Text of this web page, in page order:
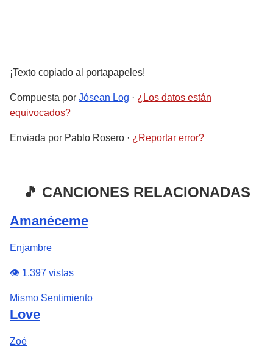
¡Texto copiado al portapapeles!
Compuesta por Jósean Log · ¿Los datos están
equivocados?
Enviada por Pablo Rosero · ¿Reportar error?
🎵 CANCIONES RELACIONADAS
Amanéceme
Enjambre
👁️ 1,397 vistas
Mismo Sentimiento
Love
Zoé